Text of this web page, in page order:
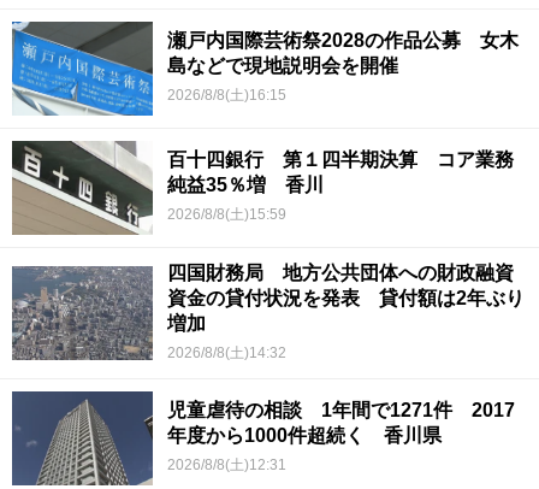
瀬戸内国際芸術祭2028の作品公募 女木
島などで現地説明会を開催
2026/8/8(土)16:15
百十四銀行 第１四半期決算 コア業務
純益35％増 香川
2026/8/8(土)15:59
四国財務局 地方公共団体への財政融資
資金の貸付状況を発表 貸付額は2年ぶり
増加
2026/8/8(土)14:32
児童虐待の相談 1年間で1271件 2017
年度から1000件超続く 香川県
2026/8/8(土)12:31